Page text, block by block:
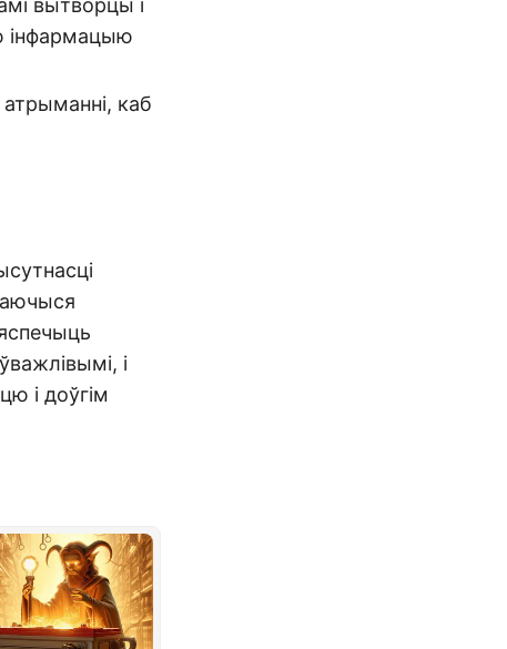
вытворцы і
інфармацыю
каб
і
і доўгім